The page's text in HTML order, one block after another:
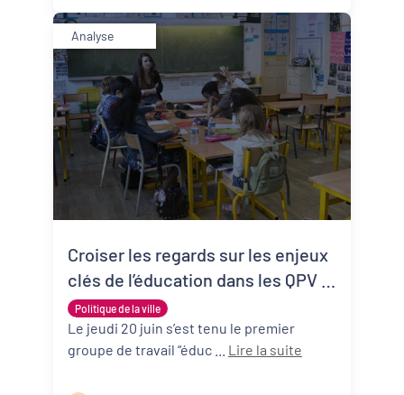
Analyse
Politique de la ville
Croiser les regards sur les enjeux
clés de l’éducation dans les QPV :
synthèse du Groupe de travail
éducation #1 de PQN-A
Le jeudi 20 juin s’est tenu le premier
Lire la suite